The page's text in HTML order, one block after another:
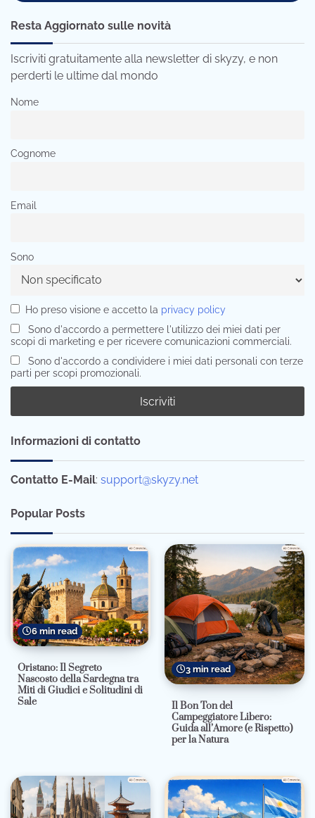
Resta Aggiornato sulle novità
Iscriviti gratuitamente alla newsletter di skyzy, e non
perderti le ultime dal mondo
Nome
Cognome
Email
Sono
Ho preso visione e accetto la privacy policy
Sono d'accordo a permettere l'utilizzo dei miei dati per
scopi di marketing e per ricevere comunicazioni commerciali.
Sono d'accordo a condividere i miei dati personali con terze
parti per scopi promozionali.
Informazioni di contatto
Contatto E-Mail: support@skyzy.net
Popular Posts
6 min read
Oristano: Il Segreto
Nascosto della Sardegna tra
Miti di Giudici e Solitudini di
Sale
3 min read
Il Bon Ton del
Campeggiatore Libero:
Guida all’Amore (e Rispetto)
per la Natura